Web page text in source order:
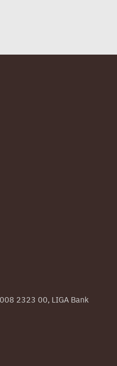
2323 00, LIGA Bank